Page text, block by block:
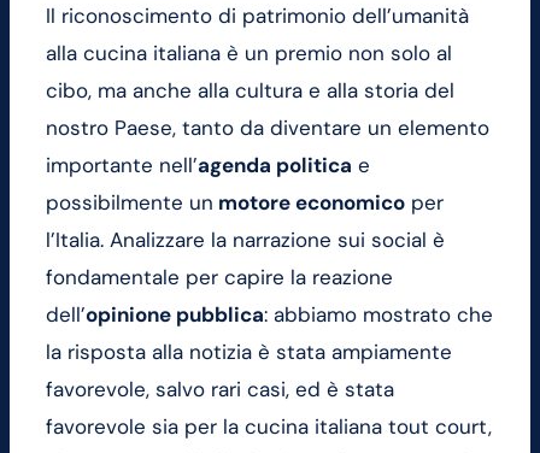
Il riconoscimento di patrimonio dell’umanità
alla cucina italiana è un premio non solo al
cibo, ma anche alla cultura e alla storia del
nostro Paese, tanto da diventare un elemento
importante nell’agenda politica e
possibilmente un motore economico per
l’Italia. Analizzare la narrazione sui social è
fondamentale per capire la reazione
dell’opinione pubblica: abbiamo mostrato che
la risposta alla notizia è stata ampiamente
favorevole, salvo rari casi, ed è stata
favorevole sia per la cucina italiana tout court,